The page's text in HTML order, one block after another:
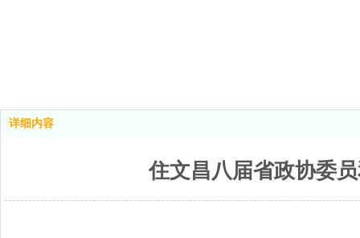
详细内容
住文昌八届省政协委